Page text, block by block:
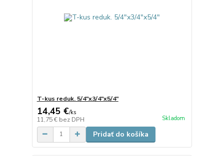
T-kus reduk. 5/4"x3/4"x5/4"
14,45 €/ks
11,75 € bez DPH Skladom
Pridať do košíka